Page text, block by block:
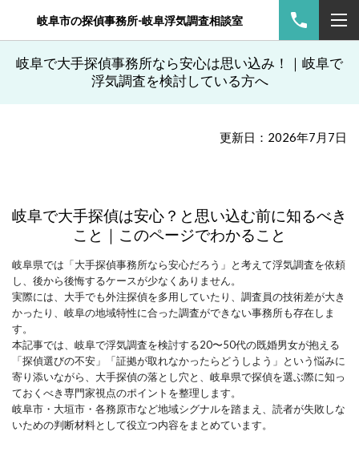
岐阜市の探偵事務所-岐阜浮気調査相談室
岐阜で大手探偵事務所なら安心は思い込み！｜岐阜で
浮気調査を検討している方へ
更新日：2026年7月7日
岐阜で大手探偵は安心？と思い込む前に知るべき
こと｜このページでわかること
岐阜県では「大手探偵事務所なら安心だろう」と考えて浮気調査を依頼
し、後から後悔するケースが少なくありません。
実際には、大手でも外注探偵を多用していたり、調査員の技術差が大き
かったり、岐阜の地域特性に合った調査ができない事務所も存在しま
す。
本記事では、岐阜で浮気調査を検討する20〜50代の既婚男女が抱える
「探偵選びの不安」「証拠が取れなかったらどうしよう」という悩みに
寄り添いながら、大手探偵の落とし穴と、岐阜県で探偵を選ぶ際に知っ
ておくべき専門家視点のポイントを整理します。
岐阜市・大垣市・各務原市など地域シグナルを踏まえ、読者が失敗しな
いための判断材料として役立つ内容をまとめています。